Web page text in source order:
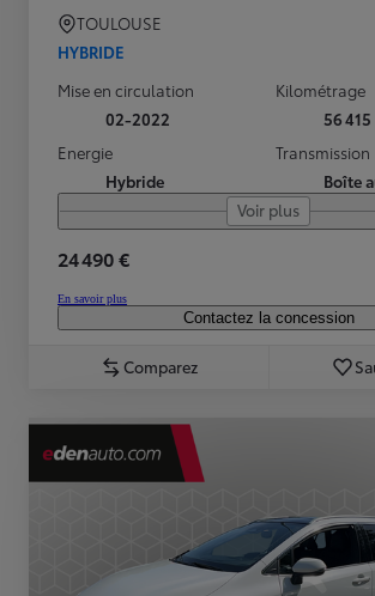
TOULOUSE
HYBRIDE
Mise en circulation
02-2022
Kilométrage
56
Energie
Hybride
Transmission
Boîte
Voir plus
24 490 €
En savoir plus
Contactez la concession
Comparez